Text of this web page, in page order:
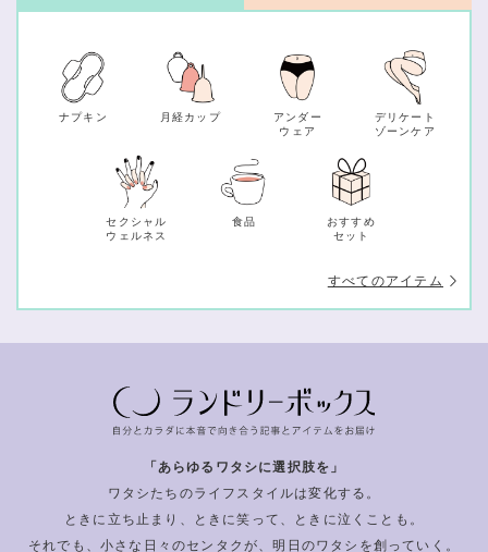
ナプキン 月経カップ
アンダー
ウェア
デリケート
ゾーンケア
セクシャル
ウェルネス
食品
おすすめ
セット
すべてのアイテム
「あらゆるワタシに選択肢を」
ワタシたちのライフスタイルは変化する。
ときに立ち止まり、ときに笑って、ときに泣くことも。
それでも、小さな日々のセンタクが、明日のワタシを創っていく。